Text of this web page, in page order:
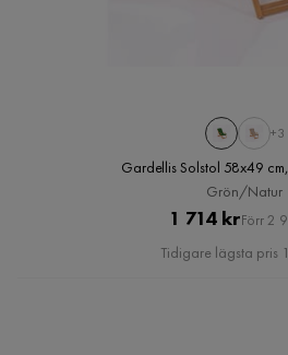
+3
Gardellis Solstol 58x49
Grön/Natur
Pris
1 714 kr
Pris
Förr 2
Tidigare lägsta pris